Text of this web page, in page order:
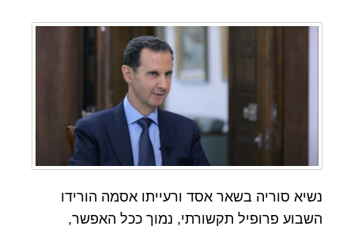
נשיא סוריה בשאר אסד ורעייתו אסמה הורידו
השבוע פרופיל תקשורתי, נמוך ככל האפשר,